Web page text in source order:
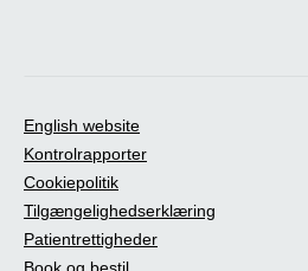
English website
Kontrolrapporter
Cookiepolitik
Tilgængelighedserklæring
Patientrettigheder